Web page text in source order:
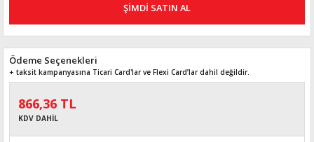
ŞİMDİ SATIN AL
Ödeme Seçenekleri
+ taksit kampanyasına Ticari Card'lar ve Flexi Card’lar dahil değildir.
866,36 TL
KDV DAHİL